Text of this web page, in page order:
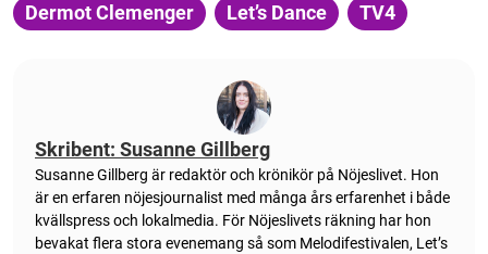
Dermot Clemenger Let’s Dance TV4
Skribent: Susanne Gillberg
Susanne Gillberg är redaktör och krönikör på Nöjeslivet. Hon
är en erfaren nöjesjournalist med många års erfarenhet i både
kvällspress och lokalmedia. För Nöjeslivets räkning har hon
bevakat flera stora evenemang så som Melodifestivalen, Let’s